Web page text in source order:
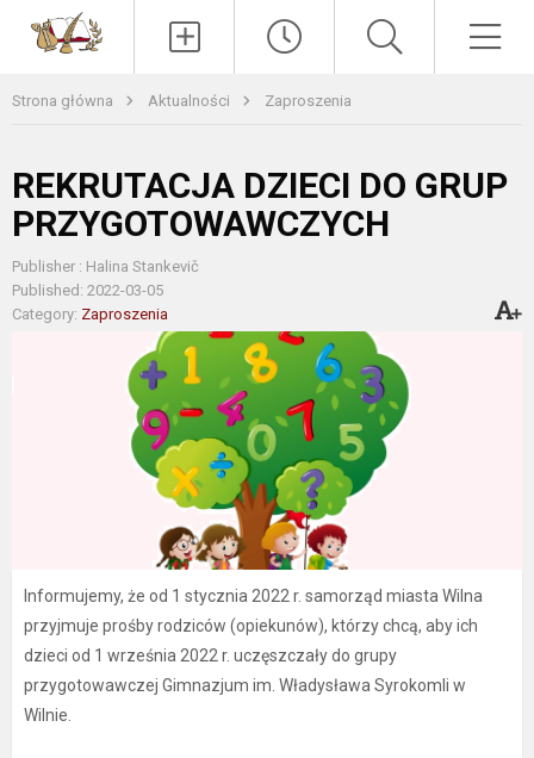
Strona główna Aktualności Zaproszenia
REKRUTACJA DZIECI DO GRUP
PRZYGOTOWAWCZYCH
Publisher : Halina Stankevič
Published: 2022-03-05
Category: Zaproszenia
Informujemy, że od 1 stycznia 2022 r. samorząd miasta Wilna
przyjmuje prośby rodziców (opiekunów), którzy chcą, aby ich
dzieci od 1 września 2022 r. uczęszczały do grupy
przygotowawczej Gimnazjum im. Władysława Syrokomli w
Wilnie.